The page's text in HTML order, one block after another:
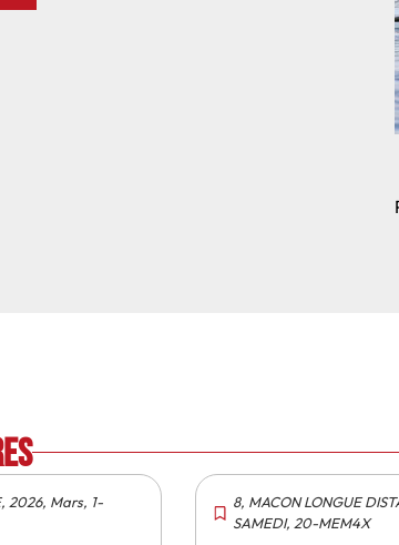
, 2026, Mars, 1-
8, MACON LONGUE
SAMEDI, 20-MEM4X